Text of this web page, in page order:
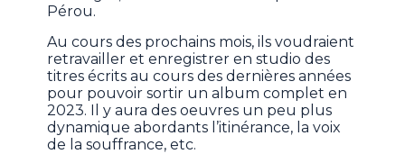
Pérou.
Au cours des prochains mois, ils voudraient
retravailler et enregistrer en studio des
titres écrits au cours des dernières années
pour pouvoir sortir un album complet en
2023. Il y aura des oeuvres un peu plus
dynamique abordants l’itinérance, la voix
de la souffrance, etc.